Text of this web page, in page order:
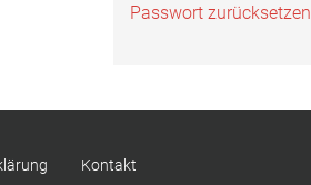
Passwort zurücksetzen
Kontakt